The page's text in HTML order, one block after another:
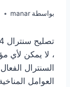
بواسطة manar
، لا يمكن لأي
السنترال
العوامل